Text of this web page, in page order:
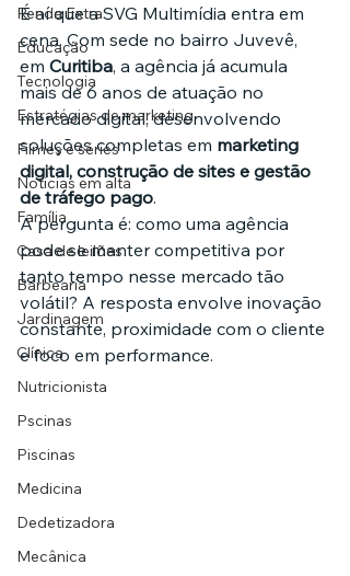
Renda Extra
Educação
Tecnologia
Estratégias de marketing
Filmes e séries
Noticias em alta
Família
Casa de leilões
Barbearia
Jardinagem
Clínica
Nutricionista
Pscinas
Piscinas
Medicina
Dedetizadora
Mecânica
É aí que a SVG Multimídia entra em
cena. Com sede no bairro Juvevê,
em Curitiba, a agência já acumula
mais de 6 anos de atuação no
mercado digital, desenvolvendo
soluções completas em marketing
digital, construção de sites e gestão
de tráfego pago.
A pergunta é: como uma agência
pode se manter competitiva por
tanto tempo nesse mercado tão
volátil? A resposta envolve inovação
constante, proximidade com o cliente
e foco em performance.